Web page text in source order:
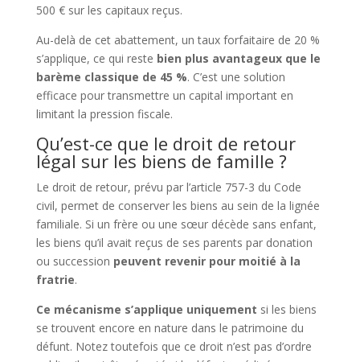
500 € sur les capitaux reçus.
Au-delà de cet abattement, un taux forfaitaire de 20 %
s’applique, ce qui reste bien plus avantageux que le
barème classique de 45 %. C’est une solution
efficace pour transmettre un capital important en
limitant la pression fiscale.
Qu’est-ce que le droit de retour
légal sur les biens de famille ?
Le droit de retour, prévu par l’article 757-3 du Code
civil, permet de conserver les biens au sein de la lignée
familiale. Si un frère ou une sœur décède sans enfant,
les biens qu’il avait reçus de ses parents par donation
ou succession peuvent revenir pour moitié à la
fratrie.
Ce mécanisme s’applique uniquement si les biens
se trouvent encore en nature dans le patrimoine du
défunt. Notez toutefois que ce droit n’est pas d’ordre